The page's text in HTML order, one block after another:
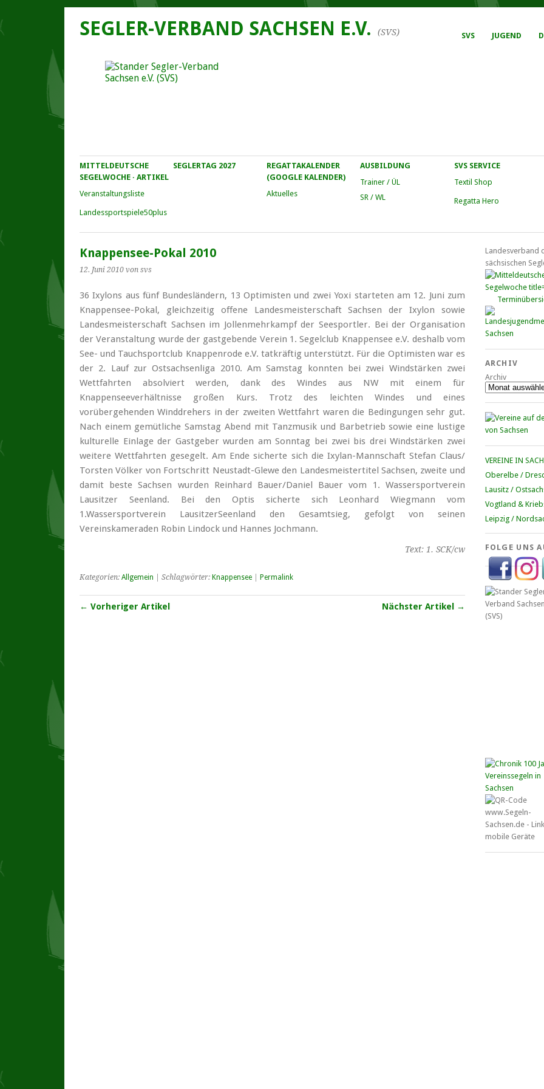
SVS JUGEND
SEGLER-VERBAND SACHSEN E.V. (SVS)
MITTELDEUTSCHE
SEGELWOCHE · ARTIKEL
Veranstaltungs­liste
Landessportspiele50plus
SEGLERTAG 2027
REGATTAKALENDER
(GOOGLE KALENDER)
Aktuelles
AUSBILDUNG
Trainer / ÜL
SR / WL
SVS SERVICE
Textil Shop
Regatta Hero
Knappensee-Pokal 2010
12. Juni 2010 von svs
36 Ixylons aus fünf Bundesländern, 13 Optimisten und zwei Yoxi starteten am 12. Juni zum
Knappensee-Pokal, gleichzeitig offene Landesmeisterschaft Sachsen der Ixylon sowie
Landesmeisterschaft Sachsen im Jollenmehrkampf der Seesportler. Bei der Organisation
der Veranstaltung wurde der gastgebende Verein 1. Segelclub Knappensee e.V. deshalb vom
See- und Tauchsportclub Knappenrode e.V. tatkräftig unterstützt. Für die Optimisten war es
der 2. Lauf zur Ostsachsenliga 2010. Am Samstag konnten bei zwei Windstärken zwei
Wettfahrten absolviert werden, dank des Windes aus NW mit einem für
Knappenseeverhältnisse großen Kurs. Trotz des leichten Windes und eines
vorübergehenden Winddrehers in der zweiten Wettfahrt waren die Bedingungen sehr gut.
Nach einem gemütliche Samstag Abend mit Tanzmusik und Barbetrieb sowie eine lustige
kulturelle Einlage der Gastgeber wurden am Sonntag bei zwei bis drei Windstärken zwei
weitere Wettfahrten gesegelt. Am Ende sicherte sich die Ixylan-Mannschaft Stefan Claus/
Torsten Völker von Fortschritt Neustadt-Glewe den Landesmeistertitel Sachsen, zweite und
damit beste Sachsen wurden Reinhard Bauer/Daniel Bauer vom 1. Wassersportverein
Lausitzer Seenland. Bei den Optis sicherte sich Leonhard Wiegmann vom
1.Wassersportverein LausitzerSeenland den Gesamtsieg, gefolgt von seinen
Vereinskameraden Robin Lindock und Hannes Jochmann.
Text: 1. SCK/cw
Kategorien: Allgemein | Schlagwörter: Knappensee Permalink
← Vorheriger Artikel Nächster Artikel →
Landesverband
sächsischen
ARCHIV
Archiv
VEREINE IN
Oberelbe /
Lausitz /
Vogtland &
Leipzig /
FOLGE UNS